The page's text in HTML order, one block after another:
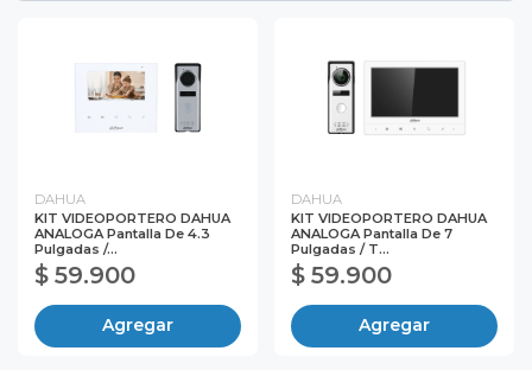
DAHUA
KIT VIDEOPORTERO DAHUA
ANALOGA Pantalla De 4.3
Pulgadas /...
$ 59.900
Agregar
DAHUA
KIT VIDEOPORTERO DAHUA
ANALOGA Pantalla De 7
Pulgadas / T...
$ 59.900
Agregar